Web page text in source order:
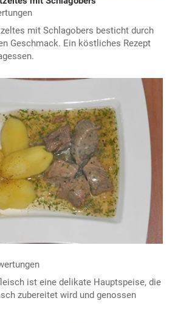
mit Schlagobers besticht durch
Geschmack. Ein köstliches Rezept
ist eine delikate Hauptspeise, die
zubereitet wird und genossen